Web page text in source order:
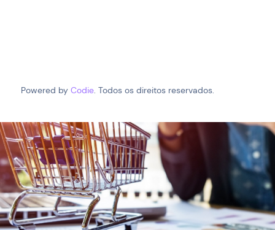
Powered by Codie . Todos os direitos reservados.